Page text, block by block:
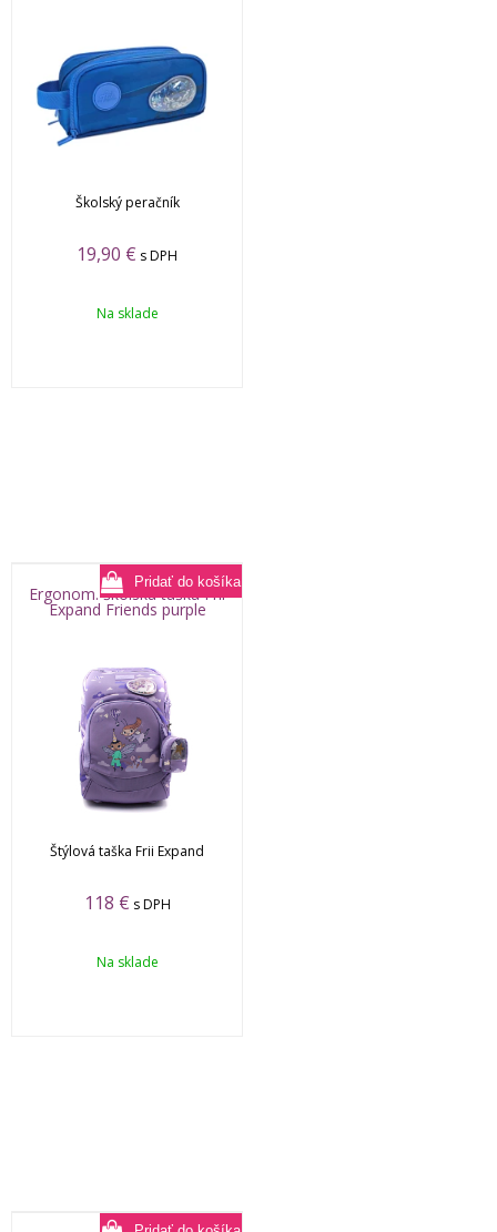
Školský peračník
19,90 € s DPH
Na sklade
Ergonom. školská taška Frii
Expand Friends purple
Štýlová taška Frii Expand
118 € s DPH
Na sklade